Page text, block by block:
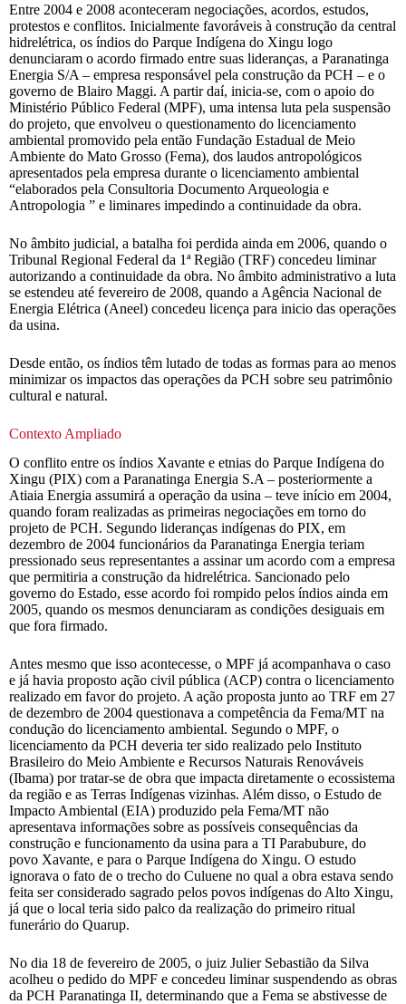
Entre 2004 e 2008 aconteceram negociações, acordos, estudos,
protestos e conflitos. Inicialmente favoráveis à construção da central
hidrelétrica, os índios do Parque Indígena do Xingu logo
denunciaram o acordo firmado entre suas lideranças, a Paranatinga
Energia S/A – empresa responsável pela construção da PCH – e o
governo de Blairo Maggi. A partir daí, inicia-se, com o apoio do
Ministério Público Federal (MPF), uma intensa luta pela suspensão
do projeto, que envolveu o questionamento do licenciamento
ambiental promovido pela então Fundação Estadual de Meio
Ambiente do Mato Grosso (Fema), dos laudos antropológicos
apresentados pela empresa durante o licenciamento ambiental
“elaborados pela Consultoria Documento Arqueologia e
Antropologia ” e liminares impedindo a continuidade da obra.
No âmbito judicial, a batalha foi perdida ainda em 2006, quando o
Tribunal Regional Federal da 1ª Região (TRF) concedeu liminar
autorizando a continuidade da obra. No âmbito administrativo a luta
se estendeu até fevereiro de 2008, quando a Agência Nacional de
Energia Elétrica (Aneel) concedeu licença para inicio das operações
da usina.
Desde então, os índios têm lutado de todas as formas para ao menos
minimizar os impactos das operações da PCH sobre seu patrimônio
cultural e natural.
Contexto Ampliado
O conflito entre os índios Xavante e etnias do Parque Indígena do
Xingu (PIX) com a Paranatinga Energia S.A – posteriormente a
Atiaia Energia assumirá a operação da usina – teve início em 2004,
quando foram realizadas as primeiras negociações em torno do
projeto de PCH. Segundo lideranças indígenas do PIX, em
dezembro de 2004 funcionários da Paranatinga Energia teriam
pressionado seus representantes a assinar um acordo com a empresa
que permitiria a construção da hidrelétrica. Sancionado pelo
governo do Estado, esse acordo foi rompido pelos índios ainda em
2005, quando os mesmos denunciaram as condições desiguais em
que fora firmado.
Antes mesmo que isso acontecesse, o MPF já acompanhava o caso
e já havia proposto ação civil pública (ACP) contra o licenciamento
realizado em favor do projeto. A ação proposta junto ao TRF em 27
de dezembro de 2004 questionava a competência da Fema/MT na
condução do licenciamento ambiental. Segundo o MPF, o
licenciamento da PCH deveria ter sido realizado pelo Instituto
Brasileiro do Meio Ambiente e Recursos Naturais Renováveis
(Ibama) por tratar-se de obra que impacta diretamente o ecossistema
da região e as Terras Indígenas vizinhas. Além disso, o Estudo de
Impacto Ambiental (EIA) produzido pela Fema/MT não
apresentava informações sobre as possíveis consequências da
construção e funcionamento da usina para a TI Parabubure, do
povo Xavante, e para o Parque Indígena do Xingu. O estudo
ignorava o fato de o trecho do Culuene no qual a obra estava sendo
feita ser considerado sagrado pelos povos indígenas do Alto Xingu,
já que o local teria sido palco da realização do primeiro ritual
funerário do Quarup.
No dia 18 de fevereiro de 2005, o juiz Julier Sebastião da Silva
acolheu o pedido do MPF e concedeu liminar suspendendo as obras
da PCH Paranatinga II, determinando que a Fema se abstivesse de